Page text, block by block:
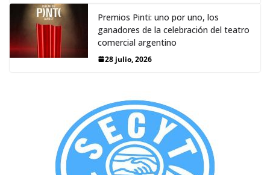
Premios Pinti: uno por uno, los
ganadores de la celebración del teatro
comercial argentino
28 julio, 2026